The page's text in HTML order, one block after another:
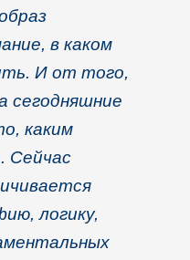
в каком
И от того,
сегодняшние
каким
Сейчас
логику,